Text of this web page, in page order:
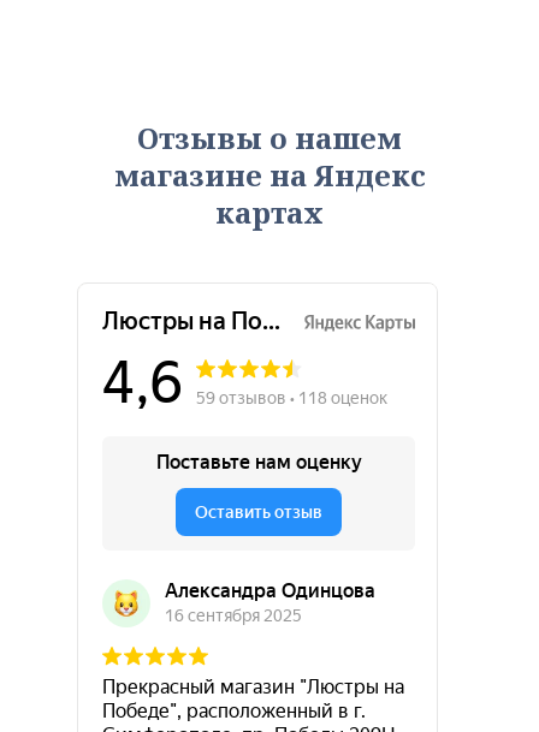
Отзывы о нашем
магазине на Яндекс
картах